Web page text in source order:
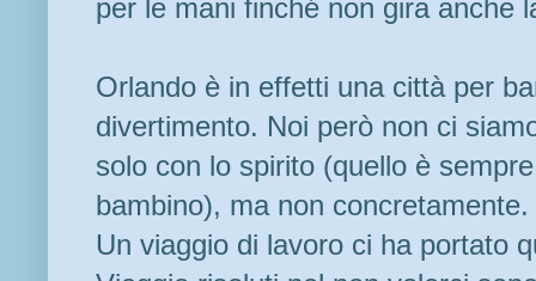
per le mani finché non gira anche
Orlando è in effetti una città per
divertimento. Noi però non ci
solo con lo spirito (quello è
bambino), ma non concretamente.
Un viaggio di lavoro ci ha portato